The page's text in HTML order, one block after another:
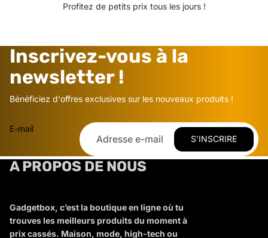
Profitez de petits prix tous les jours !
Inscrivez-vous à la
newsletter !
Bénéficiez d'offres exclusives sur les nouveaux produits !
E-mail
S’INSCRIRE
A PROPOS DE NOUS
Gadgetbox, c’est la boutique en ligne où tu
trouves les meilleurs produits du moment à
prix cassés. Maison, mode, high-tech ou